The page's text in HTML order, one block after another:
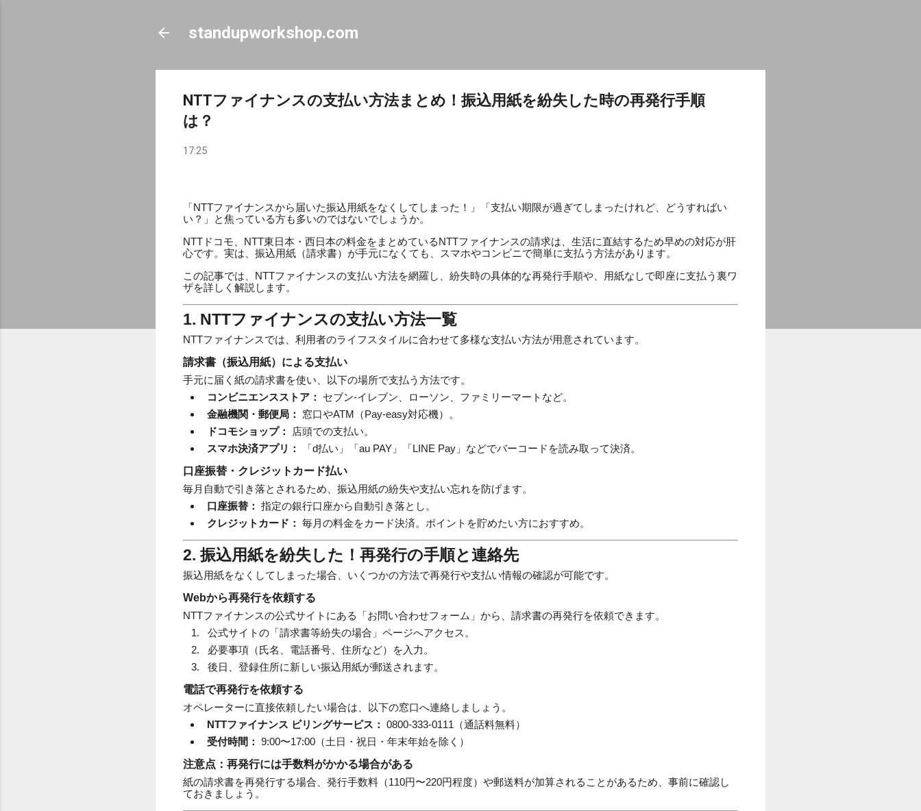
standupworkshop.com
NTTファイナンスの支払い方法まとめ！振込用紙を紛失した時の再発行手順
は？
17:25
「NTTファイナンスから届いた振込用紙をなくしてしまった！」「支払い期限が過ぎてしまったけれど、どうすればい
い？」と焦っている方も多いのではないでしょうか。
NTTドコモ、NTT東日本・西日本の料金をまとめているNTTファイナンスの請求は、生活に直結するため早めの対応が肝
心です。実は、振込用紙（請求書）が手元になくても、スマホやコンビニで簡単に支払う方法があります。
この記事では、NTTファイナンスの支払い方法を網羅し、紛失時の具体的な再発行手順や、用紙なしで即座に支払う裏ワ
ザを詳しく解説します。
1. NTTファイナンスの支払い方法一覧
NTTファイナンスでは、利用者のライフスタイルに合わせて多様な支払い方法が用意されています。
請求書（振込用紙）による支払い
手元に届く紙の請求書を使い、以下の場所で支払う方法です。
コンビニエンスストア：
セブン-イレブン、ローソン、ファミリーマートなど。
金融機関・郵便局：
窓口やATM（Pay-easy対応機）。
ドコモショップ：
店頭での支払い。
スマホ決済アプリ：
「d払い」「au PAY」「LINE Pay」などでバーコードを読み取って決済。
口座振替・クレジットカード払い
毎月自動で引き落とされるため、振込用紙の紛失や支払い忘れを防げます。
口座振替： 指定の銀行口座から自動引き落とし。
クレジットカード： 毎月の料金をカード決済。ポイントを貯めたい方におすすめ。
2. 振込用紙を紛失した！再発行の手順と連絡先
振込用紙をなくしてしまった場合、いくつかの方法で再発行や支払い情報の確認が可能です。
Webから再発行を依頼する
NTTファイナンスの公式サイトにある「お問い合わせフォーム」から、請求書の再発行を依頼できます。
公式サイトの「請求書等紛失の場合」ページへアクセス。
必要事項（氏名、電話番号、住所など）を入力。
後日、登録住所に新しい振込用紙が郵送されます。
電話で再発行を依頼する
オペレーターに直接依頼したい場合は、以下の窓口へ連絡しましょう。
NTTファイナンス ビリングサービス： 0800-333-0111（通話料無料）
受付時間： 9:00〜17:00（土日・祝日・年末年始を除く）
注意点：再発行には手数料がかかる場合がある
紙の請求書を再発行する場合、発行手数料（110円〜220円程度）や郵送料が加算されることがあるため、事前に確認し
ておきましょう。